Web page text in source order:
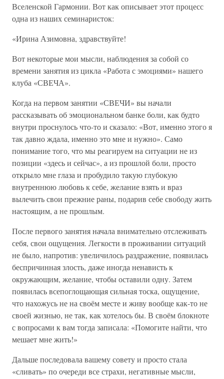
Вселенской Гармонии. Вот как описывает этот процесс
одна из наших семинаристок:
«Ирина Азимовна, здравствуйте!
Вот некоторые мои мысли, наблюдения за собой со
времени занятия из цикла «Работа с эмоциями» нашего
клуба «СВЕЧА».
Когда на первом занятии «СВЕЧИ» вы начали
рассказывать об эмоциональном банке боли, как будто
внутри проснулось что-то и сказало: «Вот, именно этого я
так давно ждала, именно это мне и нужно». Само
понимание того, что мы реагируем на ситуации не из
позиции «здесь и сейчас», а из прошлой боли, просто
открыло мне глаза и пробудило такую глубокую
внутреннюю любовь к себе, желание взять и враз
вылечить свои прежние раны, подарив себе свободу жить
настоящим, а не прошлым.
После первого занятия начала внимательно отслеживать
себя, свои ощущения. Легкости в проживании ситуаций
не было, напротив: увеличилось раздражение, появилась
беспричинная злость, даже иногда ненависть к
окружающим, желание, чтобы оставили одну. Затем
появилась всепоглощающая сильная тоска, ощущение,
что нахожусь не на своём месте и живу вообще как-то не
своей жизнью, не так, как хотелось бы. В своём блокноте
с вопросами к вам тогда записала: «Помогите найти, что
мешает мне жить!»
Дальше последовала вашему совету и просто стала
«сливать» по очереди все страхи, негативные мысли,